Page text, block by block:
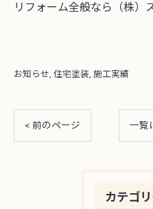
リフォーム全般なら（株）
お知らせ 住宅塗装 施工実績
< 前のページ 一覧
カテゴ